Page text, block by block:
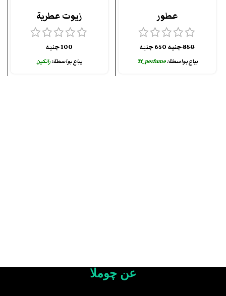
عطور
850جنيه 650جنيه
يباع بواسطة:Tf_perfume
زيوت عطرية
100جنيه
يباع بواسطة:رانكين
عن چوملا